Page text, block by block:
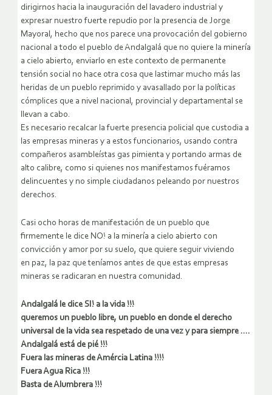
dirigirnos hacia la inauguración del lavadero industrial y
expresar nuestro fuerte repudio por la presencia de Jorge
Mayoral, hecho que nos parece una provocación del gobierno
nacional a todo el pueblo de Andalgalá que no quiere la minería
a cielo abierto, enviarlo en este contexto de permanente
tensión social no hace otra cosa que lastimar mucho más las
heridas de un pueblo reprimido y avasallado por la políticas
cómplices que a nivel nacional, provincial y departamental se
llevan a cabo.
Es necesario recalcar la fuerte presencia policial que custodia a
las empresas mineras y a estos funcionarios, usando contra
compañeros asambleístas gas pimienta y portando armas de
alto calibre, como si quienes nos manifestamos fuéramos
delincuentes y no simple ciudadanos peleando por nuestros
derechos.
Casi ocho horas de manifestación de un pueblo que
firmemente le dice NO! a la minería a cielo abierto con
convicción y amor por su suelo, que quiere seguir viviendo
en paz, la paz que teníamos antes de que estas empresas
mineras se radicaran en nuestra comunidad.
Andalgalá le dice SI! a la vida !!!
queremos un pueblo libre, un pueblo en donde el derecho
universal de la vida sea respetado de una vez y para siempre ….
Andalgalá está de pié !!!
Fuera las mineras de Amércia Latina !!!!
Fuera Agua Rica !!!
Basta de Alumbrera !!!